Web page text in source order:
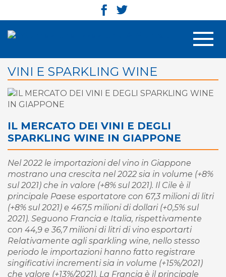
VINI E SPARKLING WINE
IL MERCATO DEI VINI E DEGLI
SPARKLING WINE IN GIAPPONE
Nel 2022 le importazioni del vino in Giappone
mostrano una crescita nel 2022 sia in volume (+8%
sul 2021) che in valore (+8% sul 2021). Il Cile è il
principale Paese esportatore con 67,3 milioni di litri
(+8% sul 2021) e 467,5 milioni di dollari (+0,5% sul
2021). Seguono Francia e Italia, rispettivamente
con 44,9 e 36,7 milioni di litri di vino esportarti
Relativamente agli sparkling wine, nello stesso
periodo le importazioni hanno fatto registrare
singificativi incrementi sia in volume (+15%/2021)
che valore (+13%/2021). La Francia è il principale